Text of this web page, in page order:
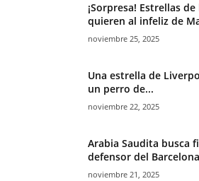
¡Sorpresa! Estrellas
quieren al infeliz de
noviembre 25, 2025
Una estrella de
un perro de...
noviembre 22, 2025
Arabia Saudita busca
defensor del Barcelona
noviembre 21, 2025